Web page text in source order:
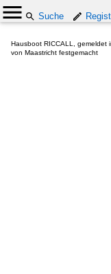
Suche
Hausboot RICCALL, gemeldet
von Maastricht festgemacht